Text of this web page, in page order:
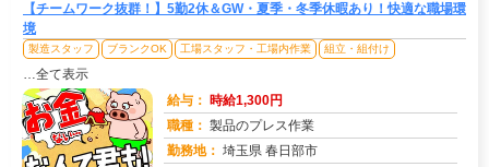
【チームワーク抜群！】5勤2休＆GW・夏季・冬季休暇あり！快適な職場環
境
製造スタッフ ブランクOK 工場スタッフ・工場内作業 組立・組付け
…全て表示
給与： 時給1,300円
職種： 製品のプレス作業
勤務地： 埼玉県 春日部市